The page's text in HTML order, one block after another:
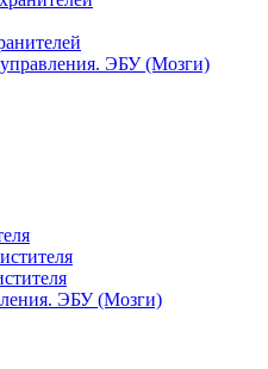
ЭБУ (Мозги)
ЭБУ (Мозги)